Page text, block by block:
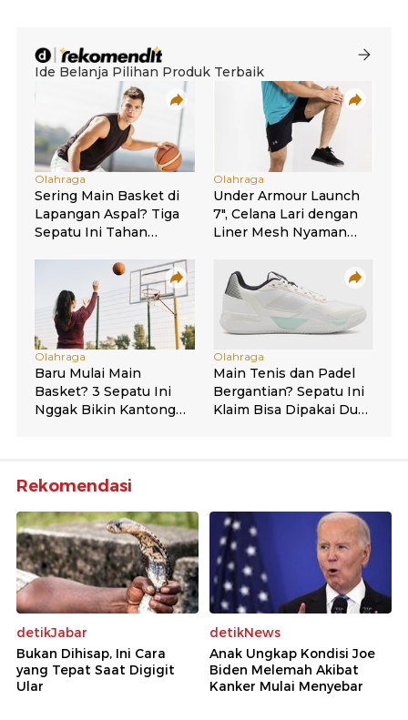
Rekomendasi
detikJabar
Bukan Dihisap, Ini Cara
yang Tepat Saat Digigit
Ular
detikNews
Anak Ungkap Kondisi Joe
Biden Melemah Akibat
Kanker Mulai Menyebar